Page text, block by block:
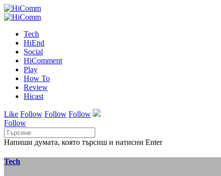
Tech
HiEnd
Social
HiComment
Play
How To
Review
Hicast
Like Follow Follow Follow
Follow
Напиши думата, която търсиш и натисни Enter
Tech